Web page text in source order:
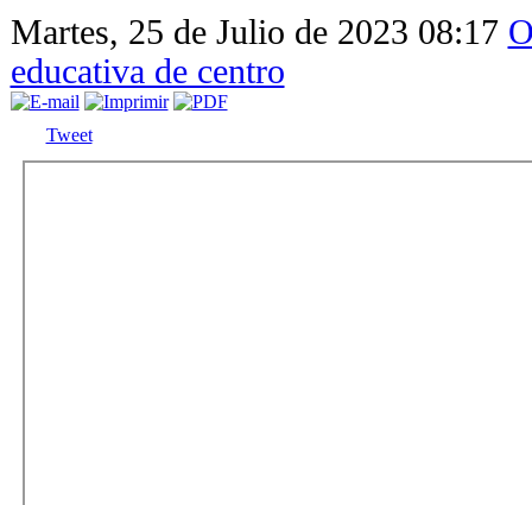
Martes, 25 de Julio de 2023 08:17
educativa de centro
Tweet